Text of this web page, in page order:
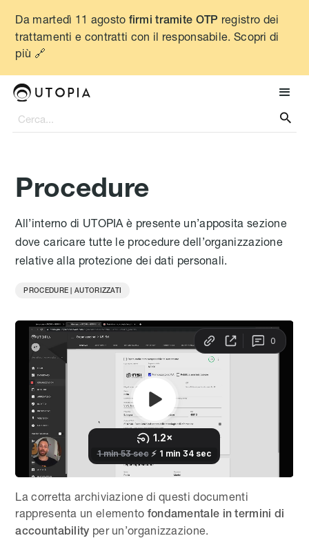
Da martedì 11 agosto firmi tramite OTP registro dei
trattamenti e contratti con il responsabile. Scopri di
più 🔗

Procedure
All’interno di UTOPIA è presente un’apposita sezione
dove caricare tutte le procedure dell’organizzazione
relative alla protezione dei dati personali.
PROCEDURE | AUTORIZZATI
La corretta archiviazione di questi documenti
rappresenta un elemento fondamentale in termini di
accountability per un’organizzazione.